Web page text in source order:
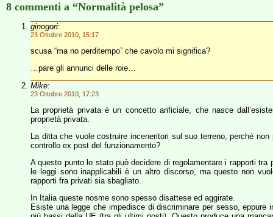
8 commenti a “Normalità pelosa”
ginogori:
23 Ottobre 2010, 15:17
scusa “ma no perditempo” che cavolo mi significa?
…pare gli annunci delle roie…
Mike:
23 Ottobre 2010, 17:23
La proprietà privata è un concetto arificiale, che nasce
proprietà privata.
La ditta che vuole costruire inceneritori sul suo terreno, perché
controllo ex post del funzionamento?
A questo punto lo stato può decidere di regolamentare i rapporti
le leggi sono inapplicabili è un altro discorso, ma questo non
rapporti fra privati sia sbagliato.
In Italia queste nosme sono spesso disattese ed aggirate.
Esiste una legge che impedisce di discriminare per sesso,